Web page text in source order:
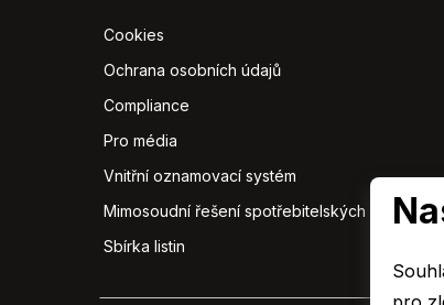
Cookies
Ochrana osobních údajů
Compliance
Pro média
Vnitřní oznamovací systém
Mimosoudní řešení spotřebitelských sporů
Sbírka listin